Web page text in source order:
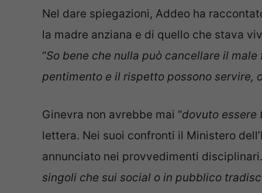
Nel dare spiegazioni, Addeo ha
la madre anziana e di quello che stava
“So bene che nulla può cancellare il
pentimento e il rispetto possono servire,
Ginevra non avrebbe mai “dovuto essere
lettera. Nei suoi confronti il Ministero
annunciato nei provvedimenti
singoli che sui social o in pubblico